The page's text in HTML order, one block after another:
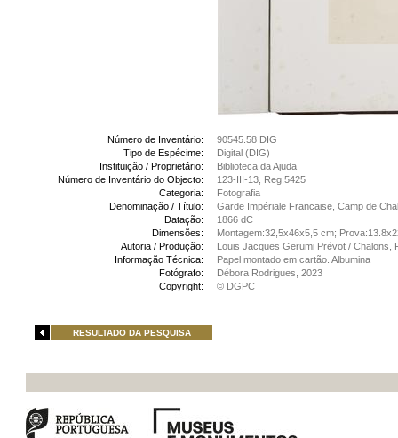
Número de Inventário:
90545.58 DIG
Tipo de Espécime:
Digital (DIG)
Instituição / Proprietário:
Biblioteca da Ajuda
Número de Inventário do Objecto:
123-III-13, Reg.5425
Categoria:
Fotografia
Denominação / Título:
Garde Impériale Francaise, Camp de
Datação:
1866 dC
Dimensões:
Montagem:32,5x46x5,5 cm;
Autoria / Produção:
Louis Jacques Gerumi Prévot / Chalons,
Informação Técnica:
Papel montado em cartão. Albumina
Fotógrafo:
Débora Rodrigues, 2023
Copyright:
© DGPC
RESULTADO DA PESQUISA